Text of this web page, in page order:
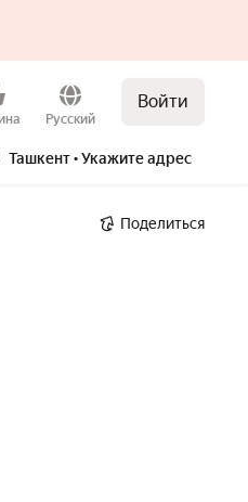
Русский
Войти
Ташкент• Укажите адрес
Поделиться